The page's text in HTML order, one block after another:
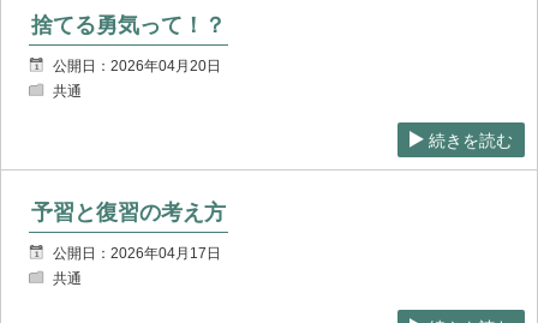
捨てる勇気って！？
公開日：2026年04月20日
共通
続きを読む
予習と復習の考え方
公開日：2026年04月17日
共通